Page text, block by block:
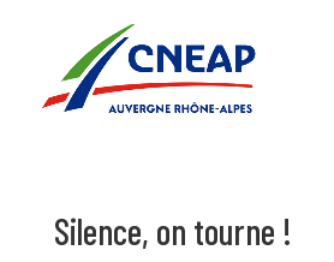
Silence, on tourne !